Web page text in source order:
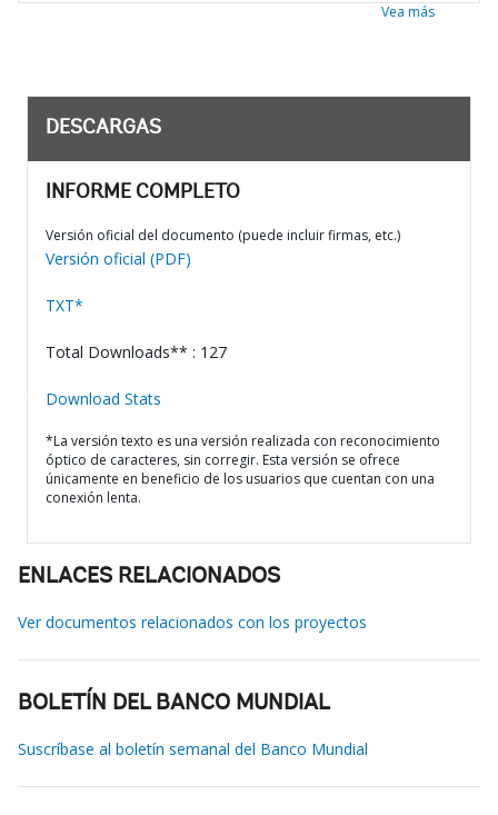
Vea más
DESCARGAS
INFORME COMPLETO
Versión oficial del documento (puede incluir firmas, etc.)
Versión oficial (PDF)
TXT*
Total Downloads** : 127
Download Stats
*La versión texto es una versión realizada con reconocimiento
óptico de caracteres, sin corregir. Esta versión se ofrece
únicamente en beneficio de los usuarios que cuentan con una
conexión lenta.
ENLACES RELACIONADOS
Ver documentos relacionados con los proyectos
BOLETÍN DEL BANCO MUNDIAL
Suscríbase al boletín semanal del Banco Mundial